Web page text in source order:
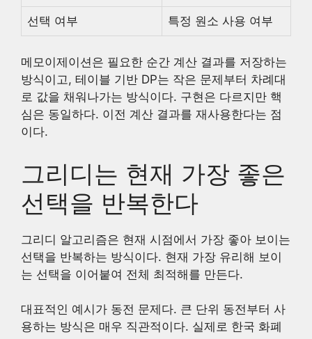
선택 여부 특정 원소 사용 여부
메모이제이션은 필요한 순간 계산 결과를 저장하는
방식이고, 테이블 기반 DP는 작은 문제부터 차례대
로 값을 채워나가는 방식이다. 구현은 다르지만 핵
심은 동일하다. 이전 계산 결과를 재사용한다는 점
이다.
그리디는 현재 가장 좋은
선택을 반복한다
그리디 알고리즘은 현재 시점에서 가장 좋아 보이는
선택을 반복하는 방식이다. 현재 가장 유리해 보이
는 선택을 이어붙여 전체 최적해를 만든다.
대표적인 예시가 동전 문제다. 큰 단위 동전부터 사
용하는 방식은 매우 직관적이다. 실제로 한국 화폐